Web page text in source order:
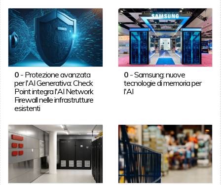
0- Protezione avanzata
per l'AI Generativa: Check
Point integra l'AI Network
Firewall nelle infrastrutture
esistenti
0 -Samsung: nuove
tecnologie di memoria per
l'AI